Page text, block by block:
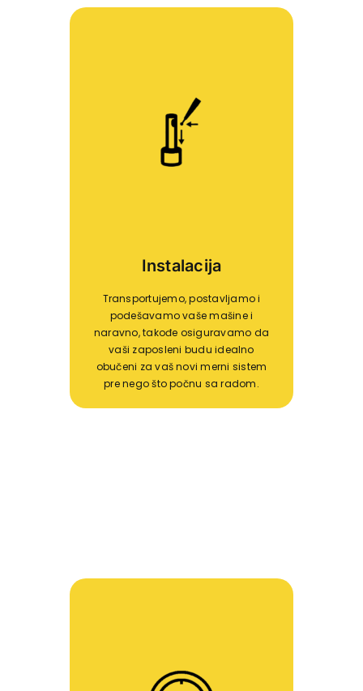
Instalacija
Transportujemo, postavljamo i
podešavamo vaše mašine i
naravno, takođe osiguravamo da
vaši zaposleni budu idealno
obučeni za vaš novi merni sistem
pre nego što počnu sa radom.